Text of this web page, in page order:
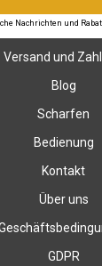
Nachrichten und
Versand und
Blog
Scharfen
Bedienung
Kontakt
Über uns
GDPR